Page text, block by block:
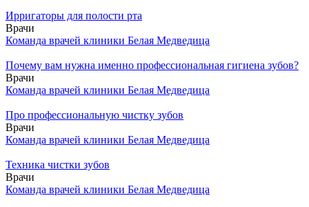
Ирригаторы для полости рта
Врачи
Команда врачей клиники Белая Медведица
Почему вам нужна именно профессиональная гигиена зубов?
Врачи
Команда врачей клиники Белая Медведица
Про профессиональную чистку зубов
Врачи
Команда врачей клиники Белая Медведица
Техника чистки зубов
Врачи
Команда врачей клиники Белая Медведица